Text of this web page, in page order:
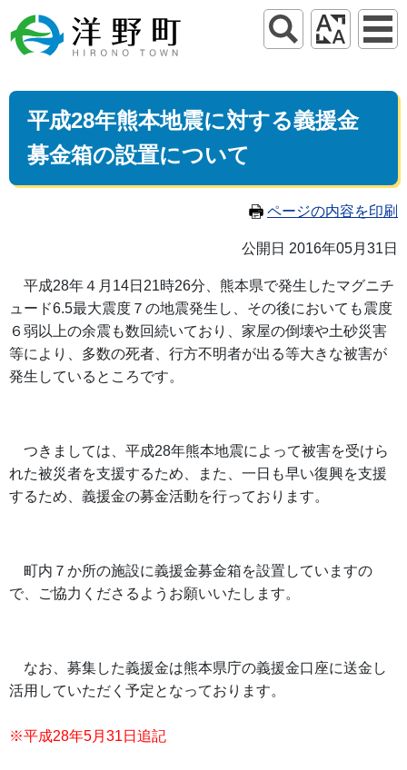
平成28年熊本地震に対する義援金
募金箱の設置について
ページの内容を印刷
公開日 2016年05月31日
平成28年４月14日21時26分、熊本県で発生したマグニチ
ュード6.5最大震度７の地震発生し、その後においても震度
６弱以上の余震も数回続いており、家屋の倒壊や土砂災害
等により、多数の死者、行方不明者が出る等大きな被害が
発生しているところです。
つきましては、平成28年熊本地震によって被害を受けら
れた被災者を支援するため、また、一日も早い復興を支援
するため、義援金の募金活動を行っております。
町内７か所の施設に義援金募金箱を設置していますの
で、ご協力くださるようお願いいたします。
なお、募集した義援金は熊本県庁の義援金口座に送金し
活用していただく予定となっております。
※平成28年5月31日追記